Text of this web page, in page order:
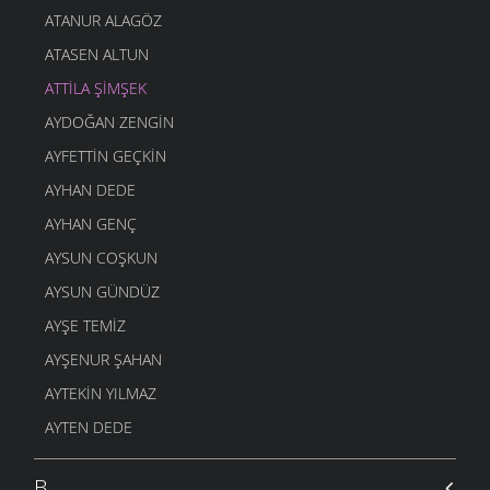
ATANUR ALAGÖZ
ATASEN ALTUN
ATTILA ŞIMŞEK
AYDOĞAN ZENGIN
AYFETTIN GEÇKIN
AYHAN DEDE
AYHAN GENÇ
AYSUN COŞKUN
AYSUN GÜNDÜZ
AYŞE TEMIZ
AYŞENUR ŞAHAN
AYTEKIN YILMAZ
AYTEN DEDE